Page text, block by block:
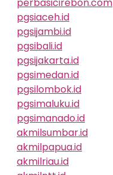
pgsiaceh.id
pgsijambi.id
pgsibali.id
pgsijakarta.id
pgsimedan.id
pgsilombok.id
pgsimaluku.id
pgsimanado.id
akmilsumbar.id
akmilpapua.id
akmilriau.id